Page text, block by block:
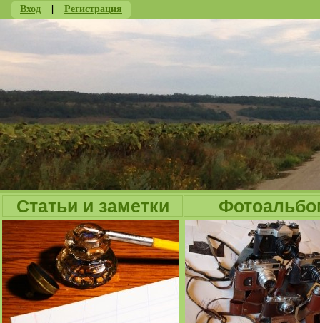
Вход | Регистрация
Статьи и заметки